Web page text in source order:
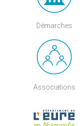
Démarches
Associations